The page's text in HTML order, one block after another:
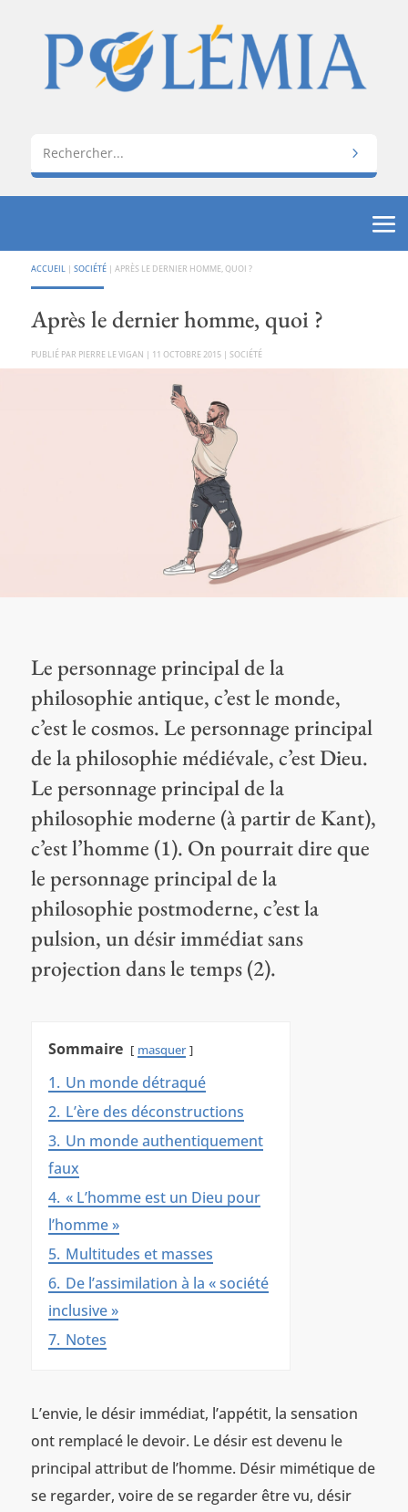
ACCUEIL | SOCIÉTÉ| APRÈS LE DERNIER HOMME, QUOI ?
Après le dernier homme, quoi ?
PAR PIERRE LE VIGAN | 11 OCTOBRE 2015| SOCIÉTÉ
Le personnage principal de la
philosophie antique, c’est le monde,
c’est le cosmos. Le personnage principal
de la philosophie médiévale, c’est Dieu.
Le personnage principal de la
philosophie moderne (à partir de Kant),
c’est l’homme (1). On pourrait dire que
le personnage principal de la
philosophie postmoderne, c’est la
pulsion, un désir immédiat sans
projection dans le temps (2).
Sommaire masquer
1. Un monde détraqué
2. L’ère des déconstructions
3. Un monde authentiquement
faux
4. « L’homme est un Dieu pour
l’homme »
5. Multitudes et masses
6. De l’assimilation à la « société
inclusive »
7. Notes
L’envie, le désir immédiat, l’appétit, la sensation
ont remplacé le devoir. Le désir est devenu le
principal attribut de l’homme. Désir mimétique de
se regarder, voire de se regarder être vu, désir